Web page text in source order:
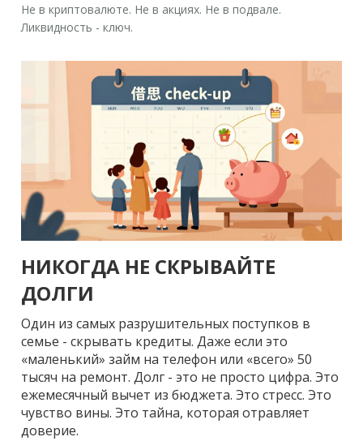
Не в криптовалюте. Не в акциях. Не в подвале.
Ликвидность - ключ.
НИКОГДА НЕ СКРЫВАЙТЕ
ДОЛГИ
Один из самых разрушительных поступков в
семье - скрывать кредиты. Даже если это
«маленький» займ на телефон или «всего» 50
тысяч на ремонт. Долг - это не просто цифра. Это
ежемесячный вычет из бюджета. Это стресс. Это
чувство вины. Это тайна, которая отравляет
доверие.